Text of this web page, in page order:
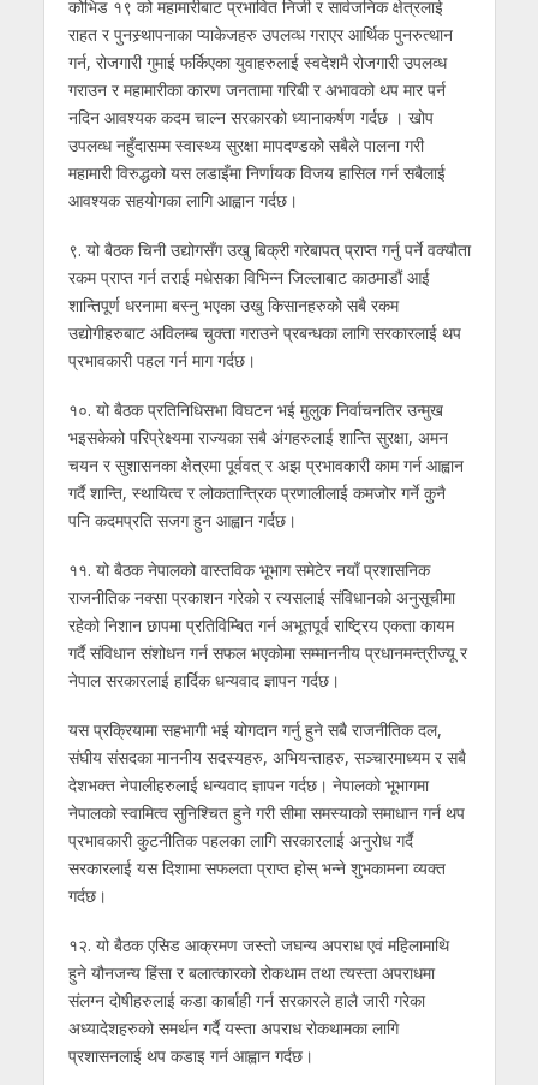
कोभिड १९ को महामारीबाट प्रभावित निजी र सार्वजनिक क्षेत्रलाई
राहत र पुनस्र्थापनाका प्याकेजहरु उपलव्ध गराएर आर्थिक पुनरुत्थान
गर्न, रोजगारी गुमाई फर्किएका युवाहरुलाई स्वदेशमै रोजगारी उपलव्ध
गराउन र महामारीका कारण जनतामा गरिबी र अभावको थप मार पर्न
नदिन आवश्यक कदम चाल्न सरकारको ध्यानाकर्षण गर्दछ । खोप
उपलव्ध नहुँदासम्म स्वास्थ्य सुरक्षा मापदण्डको सबैले पालना गरी
महामारी विरुद्धको यस लडाइँमा निर्णायक विजय हासिल गर्न सबैलाई
आवश्यक सहयोगका लागि आह्वान गर्दछ।
९. यो बैठक चिनी उद्योगसँग उखु बिक्री गरेबापत् प्राप्त गर्नु पर्ने वक्यौता
रकम प्राप्त गर्न तराई मधेसका विभिन्न जिल्लाबाट काठमाडौं आई
शान्तिपूर्ण धरनामा बस्नु भएका उखु किसानहरुको सबै रकम
उद्योगीहरुबाट अविलम्ब चुक्ता गराउने प्रबन्धका लागि सरकारलाई थप
प्रभावकारी पहल गर्न माग गर्दछ।
१०. यो बैठक प्रतिनिधिसभा विघटन भई मुलुक निर्वाचनतिर उन्मुख
भइसकेको परिप्रेक्ष्यमा राज्यका सबै अंगहरुलाई शान्ति सुरक्षा, अमन
चयन र सुशासनका क्षेत्रमा पूर्ववत् र अझ प्रभावकारी काम गर्न आह्वान
गर्दै शान्ति, स्थायित्व र लोकतान्त्रिक प्रणालीलाई कमजोर गर्ने कुनै
पनि कदमप्रति सजग हुन आह्वान गर्दछ।
११. यो बैठक नेपालको वास्तविक भूभाग समेटेर नयाँ प्रशासनिक
राजनीतिक नक्सा प्रकाशन गरेको र त्यसलाई संविधानको अनुसूचीमा
रहेको निशान छापमा प्रतिविम्बित गर्न अभूतपूर्व राष्ट्रिय एकता कायम
गर्दै संविधान संशोधन गर्न सफल भएकोमा सम्माननीय प्रधानमन्त्रीज्यू र
नेपाल सरकारलाई हार्दिक धन्यवाद ज्ञापन गर्दछ।
यस प्रक्रियामा सहभागी भई योगदान गर्नु हुने सबै राजनीतिक दल,
संघीय संसदका माननीय सदस्यहरु, अभियन्ताहरु, सञ्चारमाध्यम र सबै
देशभक्त नेपालीहरुलाई धन्यवाद ज्ञापन गर्दछ। नेपालको भूभागमा
नेपालको स्वामित्व सुनिश्चित हुने गरी सीमा समस्याको समाधान गर्न थप
प्रभावकारी कुटनीतिक पहलका लागि सरकारलाई अनुरोध गर्दै
सरकारलाई यस दिशामा सफलता प्राप्त होस् भन्ने शुभकामना व्यक्त
गर्दछ।
१२. यो बैठक एसिड आक्रमण जस्तो जघन्य अपराध एवं महिलामाथि
हुने यौनजन्य हिंसा र बलात्कारको रोकथाम तथा त्यस्ता अपराधमा
संलग्न दोषीहरुलाई कडा कार्बाही गर्न सरकारले हालै जारी गरेका
अध्यादेशहरुको समर्थन गर्दै यस्ता अपराध रोकथामका लागि
प्रशासनलाई थप कडाइ गर्न आह्वान गर्दछ।